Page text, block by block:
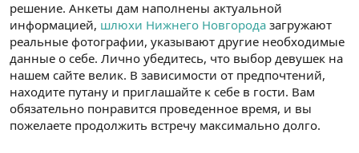
решение. Анкеты дам наполнены актуальной
информацией, шлюхи Нижнего Новгорода загружают
реальные фотографии, указывают другие необходимые
данные о себе. Лично убедитесь, что выбор девушек на
нашем сайте велик. В зависимости от предпочтений,
находите путану и приглашайте к себе в гости. Вам
обязательно понравится проведенное время, и вы
пожелаете продолжить встречу максимально долго.